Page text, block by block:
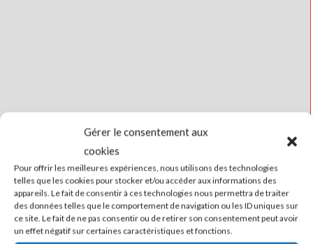
Gérer le consentement aux
cookies
Pour offrir les meilleures expériences, nous utilisons des technologies
telles que les cookies pour stocker et/ou accéder aux informations des
appareils. Le fait de consentir à ces technologies nous permettra de traiter
des données telles que le comportement de navigation ou les ID uniques sur
ce site. Le fait de ne pas consentir ou de retirer son consentement peut avoir
un effet négatif sur certaines caractéristiques et fonctions.